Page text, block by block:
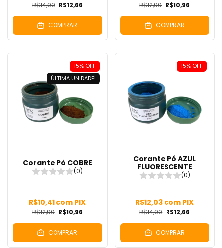
R$14,90 R$12,66
COMPRAR
R$12,90 R$10,96
COMPRAR
15% OFF
ÚLTIMA UNIDADE!
Corante Pó COBRE
(0)
R$12,90 R$10,96
R$10,41 com PIX
COMPRAR
15% OFF
Corante Pó AZUL
FLUORESCENTE
(0)
R$14,90 R$12,66
R$12,03 com PIX
COMPRAR